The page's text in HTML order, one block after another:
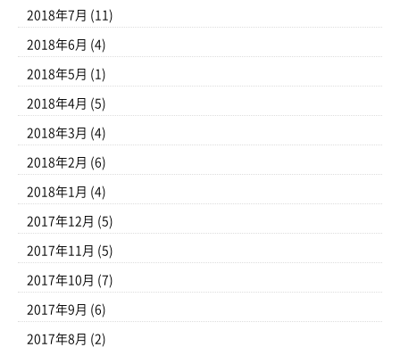
2018年7月 (11)
2018年6月 (4)
2018年5月 (1)
2018年4月 (5)
2018年3月 (4)
2018年2月 (6)
2018年1月 (4)
2017年12月 (5)
2017年11月 (5)
2017年10月 (7)
2017年9月 (6)
2017年8月 (2)